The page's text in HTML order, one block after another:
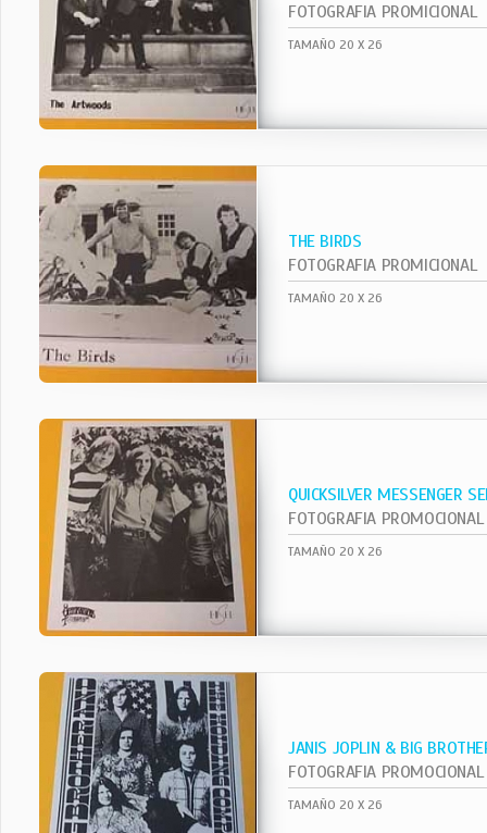
FOTOGRAFIA PROMICIONAL
TAMAÑO 20 X 26
THE BIRDS
FOTOGRAFIA PROMICIONAL
TAMAÑO 20 X 26
QUICKSILVER MESSENGER
FOTOGRAFIA PROMOCIONAL
TAMAÑO 20 X 26
JANIS JOPLIN & BIG
FOTOGRAFIA PROMOCIONAL
TAMAÑO 20 X 26